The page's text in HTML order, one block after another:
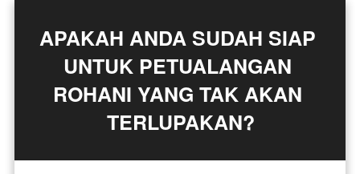
APAKAH ANDA SUDAH SIAP
UNTUK PETUALANGAN
ROHANI YANG TAK AKAN
TERLUPAKAN?